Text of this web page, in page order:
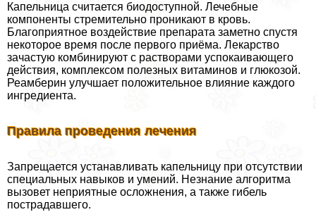
Капельница считается биодоступной. Лечебные
компоненты стремительно проникают в кровь.
Благоприятное воздействие препарата заметно спустя
некоторое время после первого приёма. Лекарство
зачастую комбинируют с растворами успокаивающего
действия, комплексом полезных витаминов и глюкозой.
Реамберин улучшает положительное влияние каждого
ингредиента.
Правила проведения лечения
Запрещается устанавливать капельницу при отсутствии
специальных навыков и умений. Незнание алгоритма
вызовет неприятные осложнения, а также гибель
пострадавшего.